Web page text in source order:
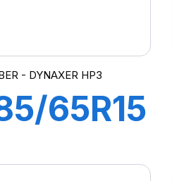
- DYNAXER HP3
65R15